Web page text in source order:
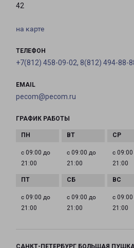
42
на карте
ТЕЛЕФОН
+7(812) 458-09-02, 8(812) 494-88-
EMAIL
pecom@pecom.ru
ГРАФИК РАБОТЫ
с 09:00 до
21:00
с 09:00 до
21:00
с
21:00
с 09:00 до
21:00
с 09:00 до
21:00
с
21:00